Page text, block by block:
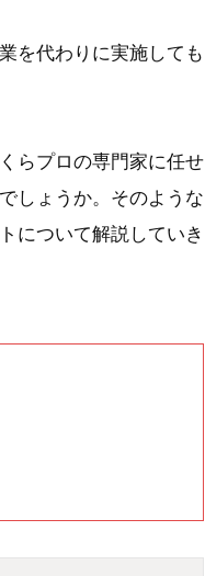
を代わりに実施しても
らプロの専門家に任せ
しょうか。そのような
について解説していき